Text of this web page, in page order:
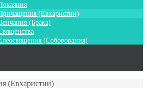
(Евхаристии)
(Брака)
(Соборования)
(Евхаристии)